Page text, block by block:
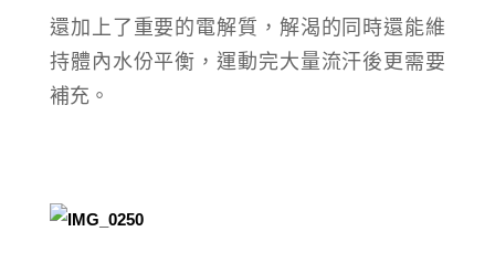
還加上了重要的電解質，解渴的同時還能維
持體內水份平衡，運動完大量流汗後更需要
補充。